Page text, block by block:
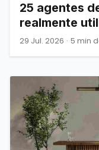
25 agentes
realmente
29 Jul. 2026 · 5 min